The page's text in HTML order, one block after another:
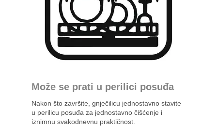
Može se prati u perilici posuđa
Nakon što završite, gnječilicu jednostavno stavite
u perilicu posuđa za jednostavno čišćenje i
iznimnu svakodnevnu praktičnost.